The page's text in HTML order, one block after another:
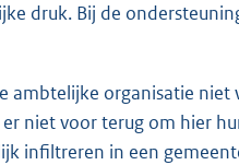
druk. Bij de
ambtelijke organisatie
niet voor terug om hier
infiltreren in een